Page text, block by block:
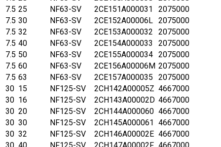
7.5 25 NF63-SV 2CE151A000031
2075000
7.5 30 NF63-SV 2CE152A00006L 2075000
7.5 32 NF63-SV 2CE153A000032
2075000
7.5 40 NF63-SV 2CE154A000033
2075000
7.5 50 NF63-SV 2CE155A000034 2075000
7.5 60 NF63-SV 2CE156A00006M 2075000
7.5 63 NF63-SV 2CE157A000035
2075000
30 15 NF125-SV 2CH142A00005Z 4667000
30 16 NF125-SV 2CH143A00002D 4667000
30 20 NF125-SV 2CH144A000060 4667000
30 30 NF125-SV 2CH145A000061 4667000
30 32 NF125-SV 2CH146A00002E 4667000